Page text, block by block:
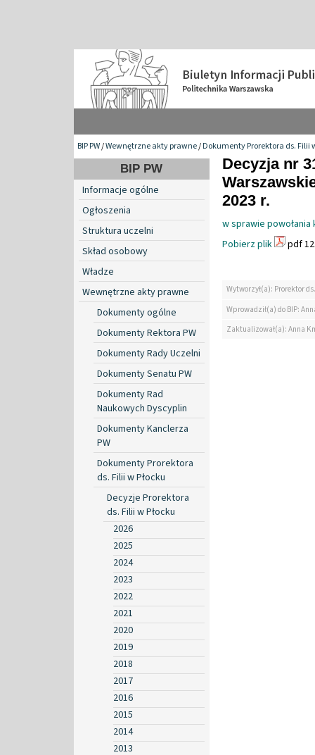
BIP PW/Wewnętrzne akty prawne/Dokumenty Prorektora ds. Filii
BIP PW
Informacje ogólne
Ogłoszenia
Struktura uczelni
Skład osobowy
Władze
Wewnętrzne akty prawne
Dokumenty ogólne
Dokumenty Rektora PW
Dokumenty Rady Uczelni
Dokumenty Senatu PW
Dokumenty Rad
Naukowych Dyscyplin
Dokumenty Kanclerza
PW
Dokumenty Prorektora
ds. Filii w Płocku
Decyzje Prorektora
ds. Filii w Płocku
2026
2025
2024
2023
2022
2021
2020
2019
2018
2017
2016
2015
2014
2013
Decyzja nr
2023 r.
w sprawie
Pobierz plik
pdf
Wytworzył(a): Prorektor
Wprowadził(a) do BIP:
Zaktualizował(a): Anna